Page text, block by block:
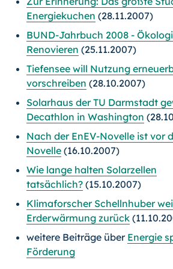
Energiekuchen (28.11.2007)
BUND-Jahrbuch 2008 -
Renovieren (25.11.2007)
Tiefensee will Nutzung
vorschreiben (28.10.2007)
Solarhaus der TU Darmstadt
Decathlon in Washington
Nach der EnEV-Novelle ist vor
Novelle (16.10.2007)
Wie lange halten Solarzellen
tatsächlich? (15.10.2007)
Klimaforscher Schellnhuber
Erderwärmung zurück
weitere Beiträge über Energie
Förderung